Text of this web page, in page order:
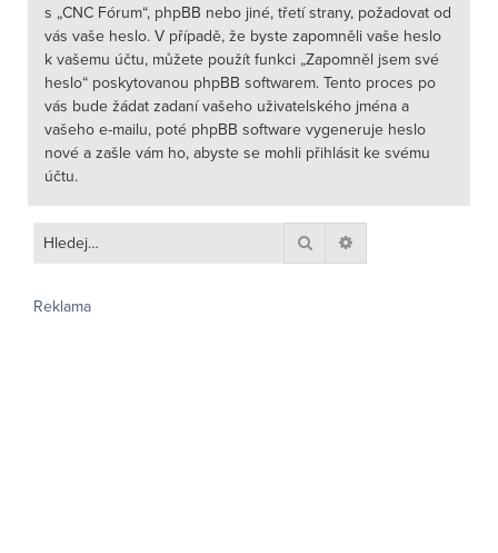
s „CNC Fórum“, phpBB nebo jiné, třetí strany, požadovat od
vás vaše heslo. V případě, že byste zapomněli vaše heslo
k vašemu účtu, můžete použít funkci „Zapomněl jsem své
heslo“ poskytovanou phpBB softwarem. Tento proces po
vás bude žádat zadaní vašeho uživatelského jména a
vašeho e-mailu, poté phpBB software vygeneruje heslo
nové a zašle vám ho, abyste se mohli přihlásit ke svému
účtu.
Hledat
Reklama